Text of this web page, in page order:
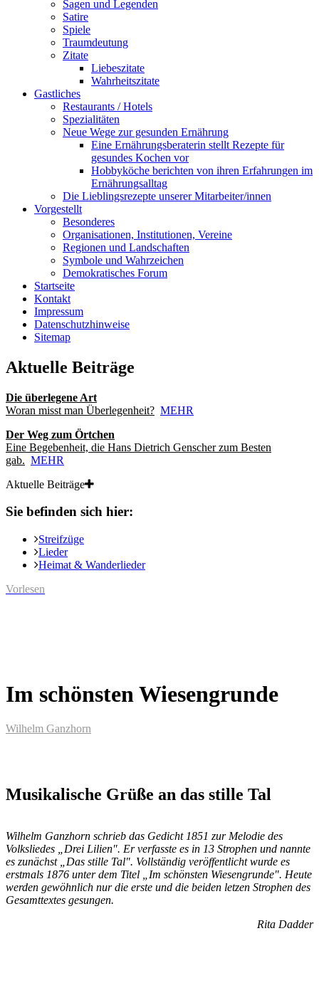
Sagen und Legenden
Satire
Spiele
Traumdeutung
Zitate
Liebeszitate
Wahrheitszitate
Gastliches
Restaurants / Hotels
Spezialitäten
Neue Wege zur gesunden Ernährung
Eine Ernährungsberaterin stellt Rezepte für
gesundes Kochen vor
Hobbyköche berichten von ihren Erfahrungen im
Ernährungsalltag
Die Lieblingsrezepte unserer Mitarbeiter/innen
Vorgestellt
Besonderes
Organisationen, Institutionen, Vereine
Regionen und Landschaften
Symbole und Wahrzeichen
Demokratisches Forum
Startseite
Kontakt
Impressum
Datenschutzhinweise
Sitemap
Aktuelle Beiträge
Die überlegene Art
Woran misst man Überlegenheit? MEHR
Der Weg zum Örtchen
Eine Begebenheit, die Hans Dietrich Genscher zum Besten
gab. MEHR
Aktuelle Beiträge
Sie befinden sich hier:
Streifzüge
Lieder
Heimat & Wanderlieder
Vorlesen
Im schönsten Wiesengrunde
Wilhelm Ganzhorn
Musikalische Grüße an das stille Tal
Wilhelm Ganzhorn schrieb das Gedicht 1851 zur Melodie des
Volksliedes „Drei Lilien". Er verfasste es in 13 Strophen und nannte
es zunächst „Das stille Tal". Vollständig veröffentlicht wurde es
erstmals 1876 unter dem Titel „Im schönsten Wiesengrunde". Heute
werden gewöhnlich nur die erste und die beiden letzen Strophen des
Gesamttextes gesungen.
Rita Dadder